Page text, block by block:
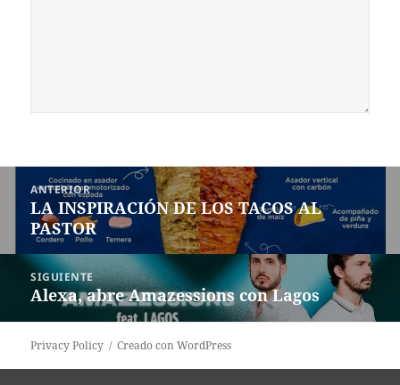
Navegación
entradas
ANTERIOR
Entrada
anterior:
LA INSPIRACIÓN DE LOS TACOS AL
PASTOR
SIGUIENTE
Siguiente
Alexa, abre Amazessions con Lagos
Privacy Policy Creado con WordPress